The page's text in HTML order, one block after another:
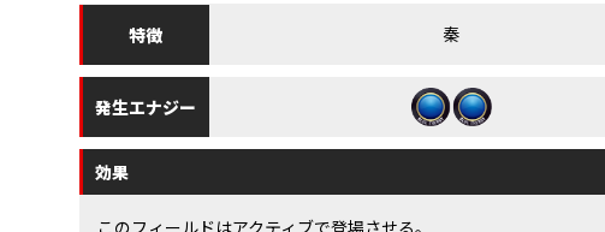
特徴 秦
発生エナジー
効果
このフィールドはアクティブで登場させる。